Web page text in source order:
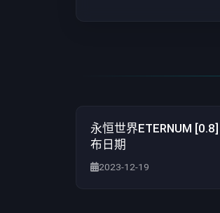
永恒世界ETERNUM
布日期
2023-12-19